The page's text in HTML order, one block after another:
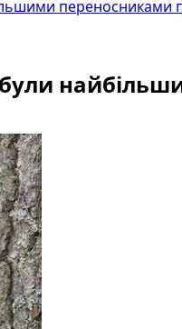
переносниками